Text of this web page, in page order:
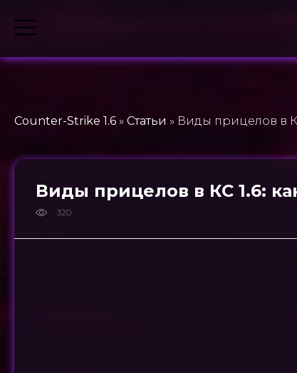
Counter-Strike 1.6 » Статьи » Виды прицелов в
Виды прицелов в КС 1.6:
320